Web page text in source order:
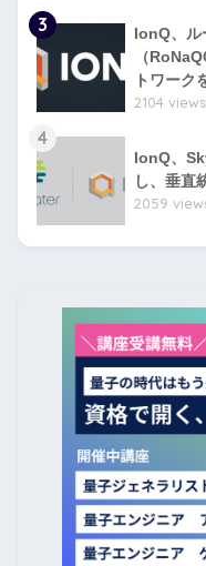
3
IonQ、ル
（
トワーク
2104 views
4
IonQ、
し、垂直
2059